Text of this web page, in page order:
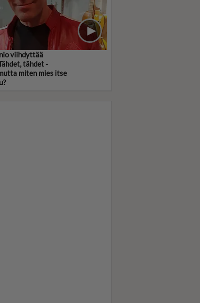
viihdyttää
tähdet -
miten mies itse